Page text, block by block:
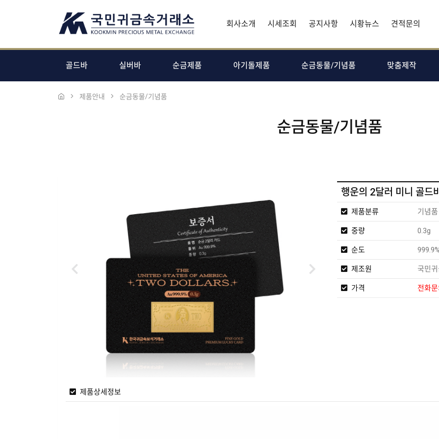
회사소개 시세조회 공지사항 시황뉴스 견적문의
골드바 실버바 순금제품 아기돌제품 순금동물/기념품 맞춤제작
제품안내 순금동물/기념품
순금동물/기념품
행운의 2달러 미니 골드
제품분류 기념품
중량 0.3g
순도 999.9%
제조원 국민
가격 전화문
제품상세정보